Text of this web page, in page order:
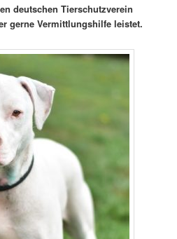
deutschen Tierschutzverein
gerne Vermittlungshilfe leistet.